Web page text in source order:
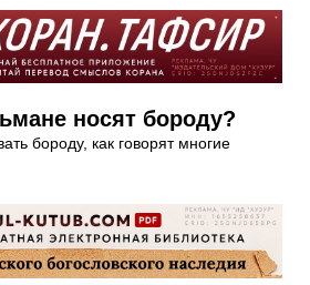
носят бороду?
бороду, как говорят многие